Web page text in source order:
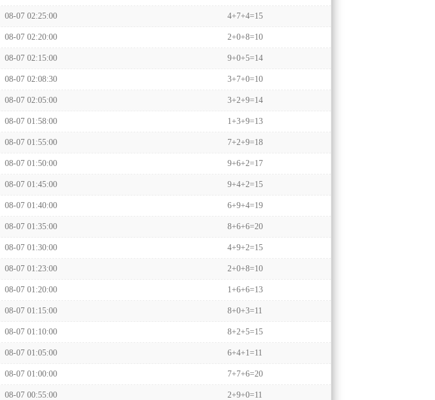
08-07 02:25:00 4+7+4=15
08-07 02:20:00 2+0+8=10
08-07 02:15:00 9+0+5=14
08-07 02:08:30 3+7+0=10
08-07 02:05:00 3+2+9=14
08-07 01:58:00 1+3+9=13
08-07 01:55:00 7+2+9=18
08-07 01:50:00 9+6+2=17
08-07 01:45:00 9+4+2=15
08-07 01:40:00 6+9+4=19
08-07 01:35:00 8+6+6=20
08-07 01:30:00 4+9+2=15
08-07 01:23:00 2+0+8=10
08-07 01:20:00 1+6+6=13
08-07 01:15:00 8+0+3=11
08-07 01:10:00 8+2+5=15
08-07 01:05:00 6+4+1=11
08-07 01:00:00 7+7+6=20
08-07 00:55:00 2+9+0=11